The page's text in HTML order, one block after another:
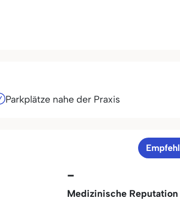
Parkplätze nahe der Praxis
-
Medizinische Reputation